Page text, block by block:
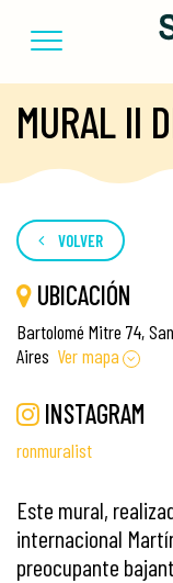
MURAL II
VOLVER
UBICACIÓN
Bartolomé Mitre 74,
Aires Ver mapa
INSTAGRAM
ronmuralist
Este mural,
internacional
preocupante